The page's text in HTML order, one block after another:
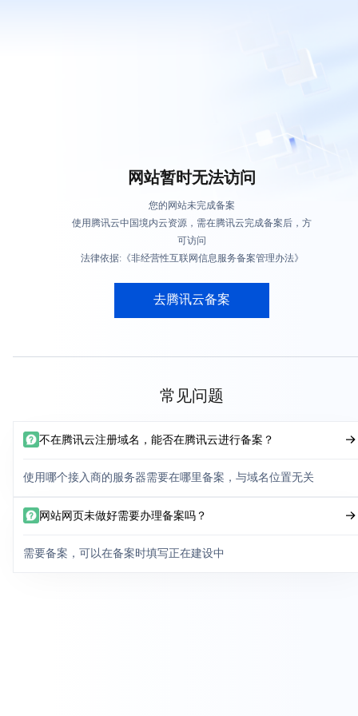
网站暂时无法访问
您的网站未完成备案
使用腾讯云中国境内云资源，需在腾讯云完成备案后，方
可访问
法律依据:《非经营性互联网信息服务备案管理办法》
去腾讯云备案
常见问题
不在腾讯云注册域名，能否在腾讯云进行备案？
使用哪个接入商的服务器需要在哪里备案，与域名位置无关
网站网页未做好需要办理备案吗？
需要备案，可以在备案时填写正在建设中